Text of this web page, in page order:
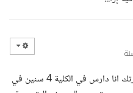
السلام عليكم ورحمة الله وبركاته, حضرتك انا دارس في الكلية 4 سنين في